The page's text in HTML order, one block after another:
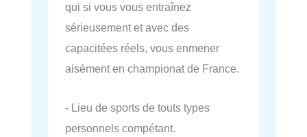
qui si vous vous entraînez
sérieusement et avec des
capacitées réels, vous enmener
aisément en championat de France.
- Lieu de sports de touts types
personnels compétant.